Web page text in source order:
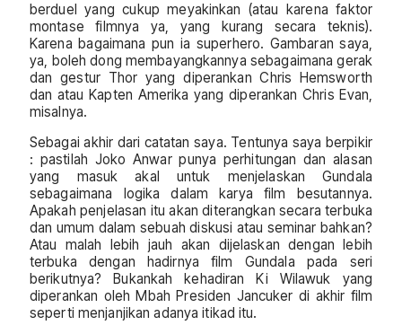
berduel yang cukup meyakinkan (atau karena faktor
montase filmnya ya, yang kurang secara teknis).
Karena bagaimana pun ia superhero. Gambaran saya,
ya, boleh dong membayangkannya sebagaimana gerak
dan gestur Thor yang diperankan Chris Hemsworth
dan atau Kapten Amerika yang diperankan Chris Evan,
misalnya.
Sebagai akhir dari catatan saya. Tentunya saya berpikir
: pastilah Joko Anwar punya perhitungan dan alasan
yang masuk akal untuk menjelaskan Gundala
sebagaimana logika dalam karya film besutannya.
Apakah penjelasan itu akan diterangkan secara terbuka
dan umum dalam sebuah diskusi atau seminar bahkan?
Atau malah lebih jauh akan dijelaskan dengan lebih
terbuka dengan hadirnya film Gundala pada seri
berikutnya? Bukankah kehadiran Ki Wilawuk yang
diperankan oleh Mbah Presiden Jancuker di akhir film
seperti menjanjikan adanya itikad itu.